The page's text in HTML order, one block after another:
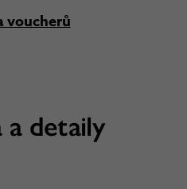
voucherů
a detaily